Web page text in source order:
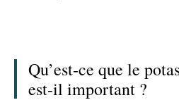
Qu’est-ce que le
est-il important ?